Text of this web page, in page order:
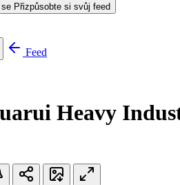
se Přizpůsobte si svůj feed
Feed
Heavy